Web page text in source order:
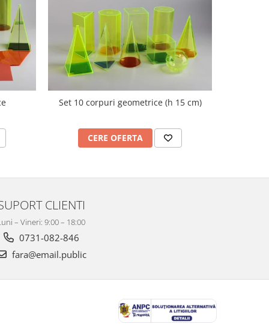
Set 10 corpuri geometrice (h 15 cm)
CERE OFERTA
CLIENTI
– Vineri: 9:00 – 18:00
0731-082-846
fara@email.public